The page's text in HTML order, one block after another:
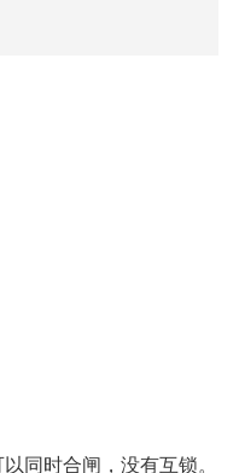
以同时合闸，没有互锁。